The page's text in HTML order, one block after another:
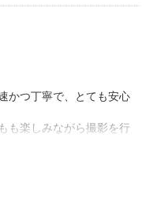
かつ丁寧で、とても安心
も楽しみながら撮影を行
りながら撮影していただ
写真をたくさん残してい
ありがとうございまし